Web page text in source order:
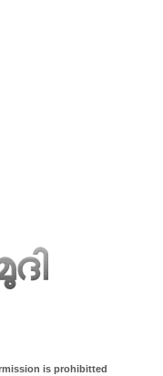
is prohibitted